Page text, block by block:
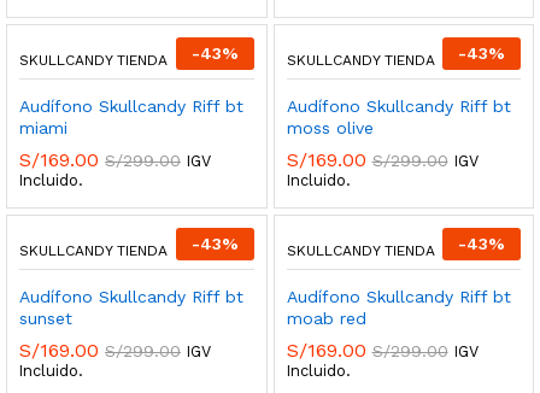
-43%
SKULLCANDY TIENDA
Audífono Skullcandy Riff bt
miami
S/169.00 S/299.00 IGV
Incluido.
-43%
SKULLCANDY TIENDA
Audífono Skullcandy Riff bt
moss olive
S/169.00 S/299.00 IGV
Incluido.
-43%
SKULLCANDY TIENDA
Audífono Skullcandy Riff bt
sunset
S/169.00 S/299.00 IGV
Incluido.
-43%
SKULLCANDY TIENDA
Audífono Skullcandy Riff bt
moab red
S/169.00 S/299.00 IGV
Incluido.